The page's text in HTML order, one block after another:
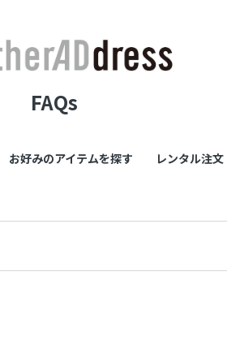
FAQs
お好みのアイテムを探す レンタル注